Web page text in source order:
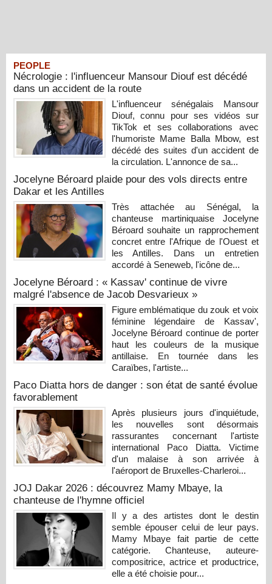
PEOPLE
Nécrologie : l'influenceur Mansour Diouf est décédé
dans un accident de la route
L'influenceur sénégalais Mansour
Diouf, connu pour ses vidéos sur
TikTok et ses collaborations avec
l'humoriste Mame Balla Mbow, est
décédé des suites d'un accident de
la circulation. L'annonce de sa...
Jocelyne Béroard plaide pour des vols directs entre
Dakar et les Antilles
Très attachée au Sénégal, la
chanteuse martiniquaise Jocelyne
Béroard souhaite un rapprochement
concret entre l'Afrique de l'Ouest et
les Antilles. Dans un entretien
accordé à Seneweb, l'icône de...
Jocelyne Béroard : « Kassav' continue de vivre
malgré l'absence de Jacob Desvarieux »
Figure emblématique du zouk et voix
féminine légendaire de Kassav',
Jocelyne Béroard continue de porter
haut les couleurs de la musique
antillaise. En tournée dans les
Caraïbes, l'artiste...
Paco Diatta hors de danger : son état de santé évolue
favorablement
Après plusieurs jours d'inquiétude,
les nouvelles sont désormais
rassurantes concernant l'artiste
international Paco Diatta. Victime
d'un malaise à son arrivée à
l'aéroport de Bruxelles-Charleroi...
JOJ Dakar 2026 : découvrez Mamy Mbaye, la
chanteuse de l'hymne officiel
Il y a des artistes dont le destin
semble épouser celui de leur pays.
Mamy Mbaye fait partie de cette
catégorie. Chanteuse, auteure-
compositrice, actrice et productrice,
elle a été choisie pour...